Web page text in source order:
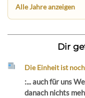
Alle Jahre anzeigen
Dir
Die Einheit ist
:... auch für uns
danach nichts